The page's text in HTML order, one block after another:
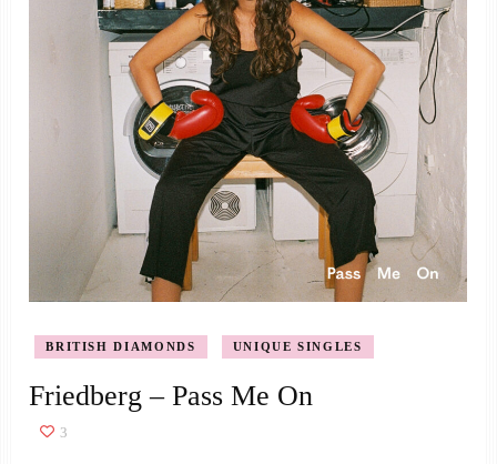
BRITISH DIAMONDS UNIQUE SINGLES
Friedberg – Pass Me On
3